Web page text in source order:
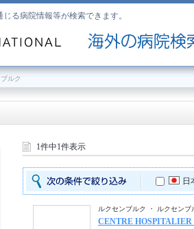
る病院情報等が検索できます。
ルク
1件中1件表示
日
ルクセンブルク ・ ルクセンブ
CENTRE HOSPITALIER